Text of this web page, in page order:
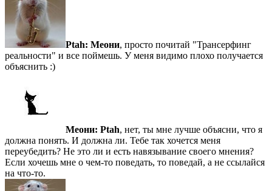
Ptah: Меони, просто почитай "Трансерфинг
реальности" и все поймешь. У меня видимо плохо получается
объяснить :)
Меони: Ptah, нет, ты мне лучше объясни, что я
должна понять. И должна ли. Тебе так хочется меня
переубедить? Не это ли и есть навязывание своего мнения?
Если хочешь мне о чем-то поведать, то поведай, а не ссылайся
на что-то.